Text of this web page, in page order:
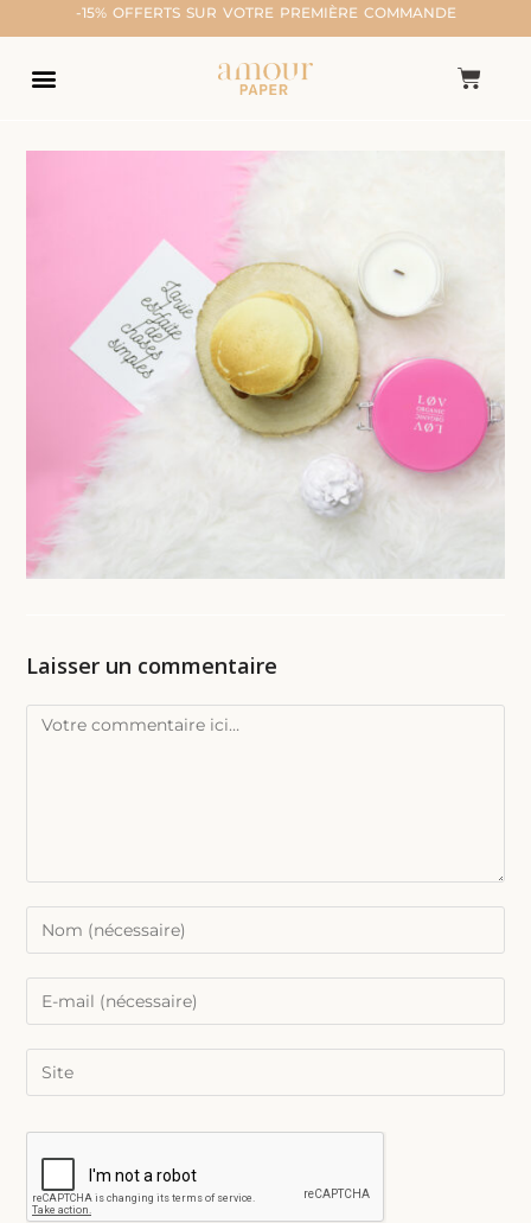
-15% OFFERTS SUR VOTRE PREMIÈRE COMMANDE
Laisser un commentaire